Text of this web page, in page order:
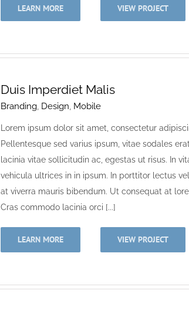
LEARN MORE VIEW PROJECT
Duis Imperdiet Malis
Branding, Design, Mobile
Lorem ipsum dolor sit amet, consectetur
Pellentesque sed varius ipsum, vitae sodales
lacinia vitae sollicitudin ac, egestas ut risus. In
vehicula ultrices in in ipsum. In porttitor lectus
at viverra mauris bibendum. Ut consequat at
Cras commodo lacinia orci [...]
LEARN MORE VIEW PROJECT